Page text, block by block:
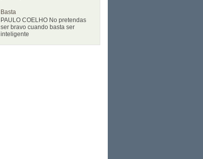
Basta
PAULO COELHO No pretendas
ser bravo cuando basta ser
inteligente